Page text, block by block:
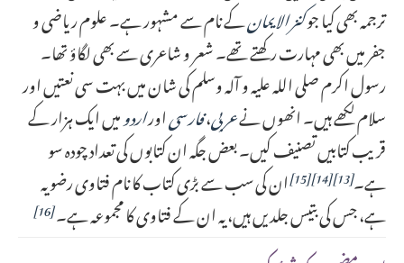
ترجمہ بھی کیا جوکنز الایمانکے نام سے مشہور ہے۔ علوم ریاضی و
جفر میں بھی مہارت رکھتے تھے۔ شعر و شاعری سے بھی لگاؤ تھا۔
رسول اکرم صلی اللہ علیہ و آلہ وسلم کی شان میں بہت سی نعتیں اور
سلام لکھے ہیں۔ انھوں نےعربی،فارسیاوراردومیں ایک ہزار کے
قریب کتابیں تصنیف کیں۔ بعض جگہ ان کتابوں کی تعداد چودہ سو
ہے۔[13]
[14]
[15]
ان کی سب سے بڑی کتاب کا نام فتاوی رضویہ
ہے، جس کی بتیس جلدیں ہیں، یہ ان کے فتاوی کا مجموعہ ہے۔[16]